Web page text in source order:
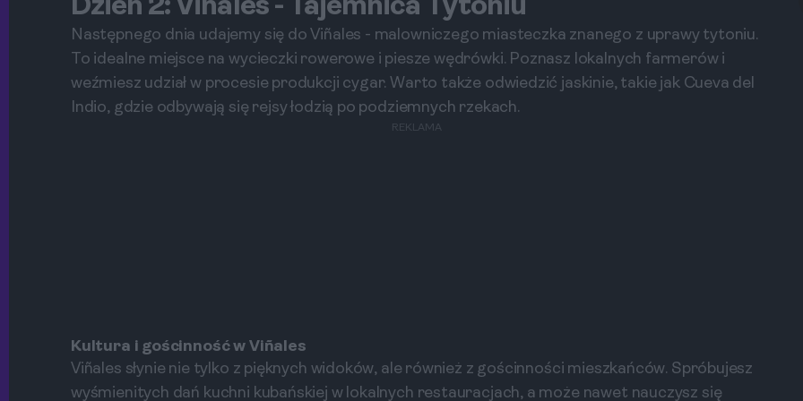
Dzień 2: Viñales - Tajemnica Tytoniu
Następnego dnia udajemy się do Viñales - malowniczego miasteczka znanego z uprawy tytoniu.
To idealne miejsce na wycieczki rowerowe i piesze wędrówki. Poznasz lokalnych farmerów i
weźmiesz udział w procesie produkcji cygar. Warto także odwiedzić jaskinie, takie jak Cueva del
Indio, gdzie odbywają się rejsy łodzią po podziemnych rzekach.
REKLAMA
Kultura i gościnność w Viñales
Viñales słynie nie tylko z pięknych widoków, ale również z gościnności mieszkańców. Spróbujesz
wyśmienitych dań kuchni kubańskiej w lokalnych restauracjach, a może nawet nauczysz się